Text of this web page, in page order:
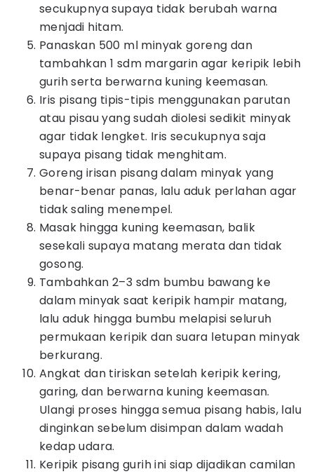
secukupnya supaya tidak berubah warna
menjadi hitam.
Panaskan 500 ml minyak goreng dan
tambahkan 1 sdm margarin agar keripik lebih
gurih serta berwarna kuning keemasan.
Iris pisang tipis-tipis menggunakan parutan
atau pisau yang sudah diolesi sedikit minyak
agar tidak lengket. Iris secukupnya saja
supaya pisang tidak menghitam.
Goreng irisan pisang dalam minyak yang
benar-benar panas, lalu aduk perlahan agar
tidak saling menempel.
Masak hingga kuning keemasan, balik
sesekali supaya matang merata dan tidak
gosong.
Tambahkan 2–3 sdm bumbu bawang ke
dalam minyak saat keripik hampir matang,
lalu aduk hingga bumbu melapisi seluruh
permukaan keripik dan suara letupan minyak
berkurang.
Angkat dan tiriskan setelah keripik kering,
garing, dan berwarna kuning keemasan.
Ulangi proses hingga semua pisang habis, lalu
dinginkan sebelum disimpan dalam wadah
kedap udara.
Keripik pisang gurih ini siap dijadikan camilan